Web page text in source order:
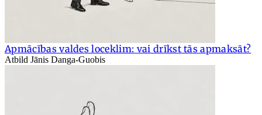
Apmācības valdes loceklim: vai drīkst tās apmaksāt?
Atbild Jānis Danga-Guobis